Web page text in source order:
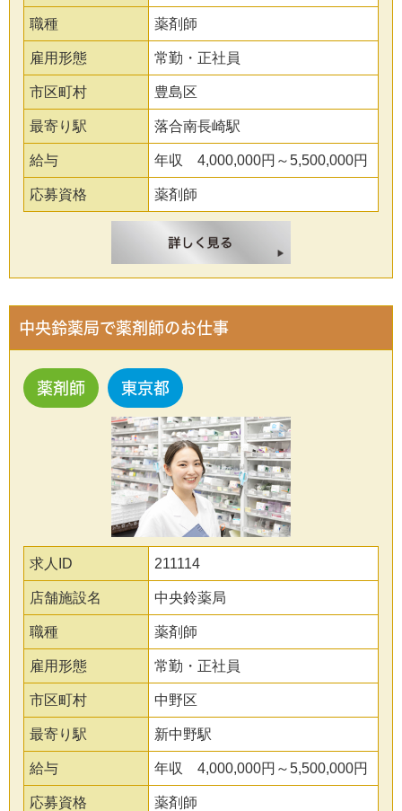
職種 薬剤師
雇用形態 常勤・正社員
市区町村 豊島区
最寄り駅 落合南長崎駅
給与 年収 4,000,000円～5,500,000円
応募資格 薬剤師
中央鈴薬局で薬剤師のお仕事
薬剤師 東京都
求人ID 211114
店舗施設名 中央鈴薬局
職種 薬剤師
雇用形態 常勤・正社員
市区町村 中野区
最寄り駅 新中野駅
給与 年収 4,000,000円～5,500,000円
応募資格 薬剤師